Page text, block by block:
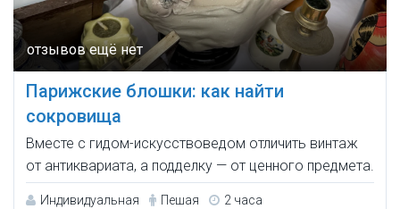
Парижские блошки: как найти
сокровища
Вместе с гидом-искусствоведом отличить винтаж
от антиквариата, а подделку — от ценного предмета.
Индивидуальная Пешая 2 часа